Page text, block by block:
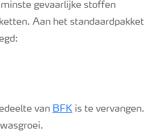
gevaarlijke stoffen
Aan het standaardpakket
van BFK is te vervangen.